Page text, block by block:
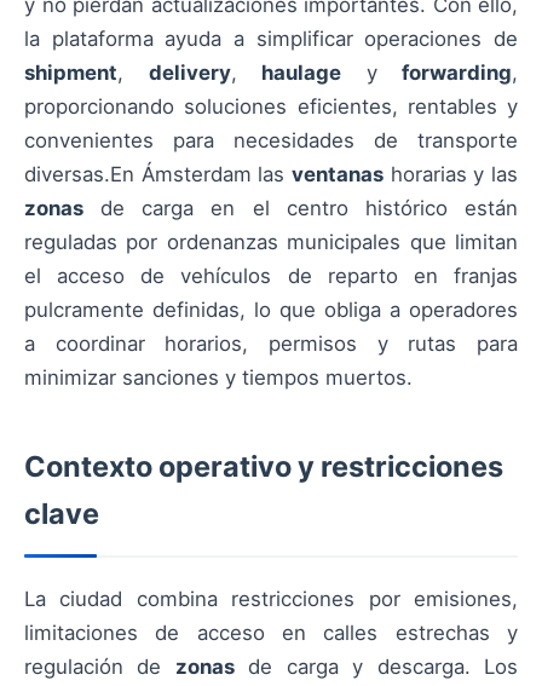
la plataforma ayuda a simplificar operaciones de
shipment, delivery, haulage y forwarding,
proporcionando soluciones eficientes, rentables y
convenientes para necesidades de transporte
diversas.En Ámsterdam las ventanas horarias y las
zonas de carga en el centro histórico están
reguladas por ordenanzas municipales que limitan
el acceso de vehículos de reparto en franjas
pulcramente definidas, lo que obliga a operadores
a coordinar horarios, permisos y rutas para
minimizar sanciones y tiempos muertos.
Contexto operativo y restricciones
clave
La ciudad combina restricciones por emisiones,
limitaciones de acceso en calles estrechas y
regulación de zonasde carga y descarga. Los